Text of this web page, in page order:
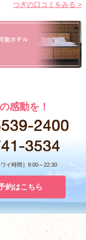
つぎの口コミをみる >
感動を！
イ時間］9:00～22:30
約はこちら